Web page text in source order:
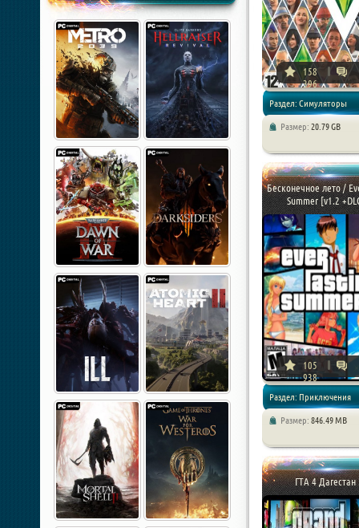
158
396
Раздел: Симуляторы
Размер: 20.79 GB
Бесконечное лето /
Summer [v1.2
105
938
Раздел: Приключения
Размер: 846.49 MB
ГТА 4 Дагестан